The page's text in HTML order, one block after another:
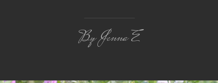
By Jenna E